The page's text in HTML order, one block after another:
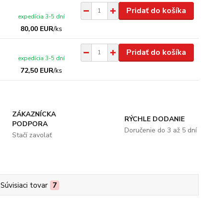
80,00 EUR/ks
expedícia 3-5 dní
Pridať do košíka
72,50 EUR/ks
expedícia 3-5 dní
Pridať do košíka
ZÁKAZNÍCKA
PODPORA
Stačí zavolať
RÝCHLE DODANIE
Doručenie do 3 až 5 dní
Súvisiaci tovar 7